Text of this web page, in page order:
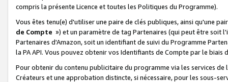
compris la présente Licence et toutes les Politiques du Programme).
Vous êtes tenu(e) d'utiliser une paire de clés publiques, ainsi qu'une
de Compte ») et un paramètre de tag Partenaires (qui peut être soit
Partenaires d'Amazon, soit un identifiant de suivi du Programme
la PA API. Vous pouvez obtenir vos Identifiants de Compte par le biais
Pour obtenir du contenu publicitaire du programme via les services
Créateurs et une approbation distincte, si nécessaire, pour les sous-